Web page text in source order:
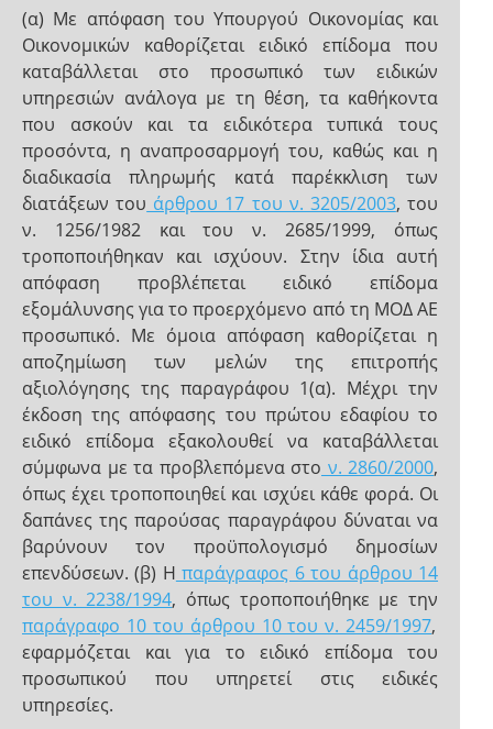
(α) Με απόφαση του Υπουργού Οικονομίας και
Οικονομικών καθορίζεται ειδικό επίδομα που
καταβάλλεται στο προσωπικό των ειδικών
υπηρεσιών ανάλογα με τη θέση, τα καθήκοντα
που ασκούν και τα ειδικότερα τυπικά τους
προσόντα, η αναπροσαρμογή του, καθώς και η
διαδικασία πληρωμής κατά παρέκκλιση των
διατάξεων του άρθρου 17 του ν. 3205/2003, του
ν. 1256/1982 και του ν. 2685/1999, όπως
τροποποιήθηκαν και ισχύουν. Στην ίδια αυτή
απόφαση προβλέπεται ειδικό επίδομα
εξομάλυνσης για το προερχόμενο από τη ΜΟΔ ΑΕ
προσωπικό. Με όμοια απόφαση καθορίζεται η
αποζημίωση των μελών της επιτροπής
αξιολόγησης της παραγράφου 1(α). Μέχρι την
έκδοση της απόφασης του πρώτου εδαφίου το
ειδικό επίδομα εξακολουθεί να καταβάλλεται
σύμφωνα με τα προβλεπόμενα στο ν. 2860/2000,
όπως έχει τροποποιηθεί και ισχύει κάθε φορά. Οι
δαπάνες της παρούσας παραγράφου δύναται να
βαρύνουν τον προϋπολογισμό δημοσίων
επενδύσεων. (β) Η παράγραφος 6 του άρθρου 14
του ν. 2238/1994, όπως τροποποιήθηκε με την
παράγραφο 10 του άρθρου 10 του ν. 2459/1997,
εφαρμόζεται και για το ειδικό επίδομα του
προσωπικού που υπηρετεί στις ειδικές
υπηρεσίες.